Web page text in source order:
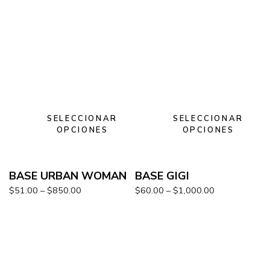
SELECCIONAR
OPCIONES
BASE URBAN WOMAN
$51.00 – $850.00
SELECCIONAR
OPCIONES
BASE GIGI
$60.00 – $1,000.00